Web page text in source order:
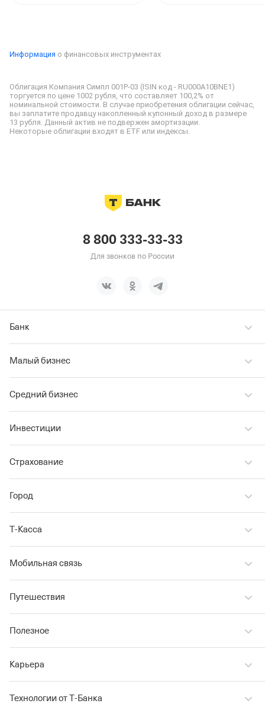
Информация о финансовых инструментах
Облигация Компания Симпл 001Р-03 (ISIN код - RU000A10BNE1)
торгуется по цене 1002 рубля, что составляет 100,2% от
номинальной стоимости. В случае приобретения облигации сейчас,
вы заплатите продавцу накопленный купонный доход в размере
Некоторые облигации входят в ETF или индексы.
8 800 333-33-33
Для звонков по России
Банк
Малый бизнес
Средний бизнес
Инвестиции
Страхование
Город
Т‑Касса
Мобильная связь
Путешествия
Полезное
Карьера
Технологии от Т‑Банка